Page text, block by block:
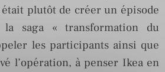
était plutôt de créer un épisode
la saga « transformation du
les participants ainsi que
l’opération, à penser Ikea en